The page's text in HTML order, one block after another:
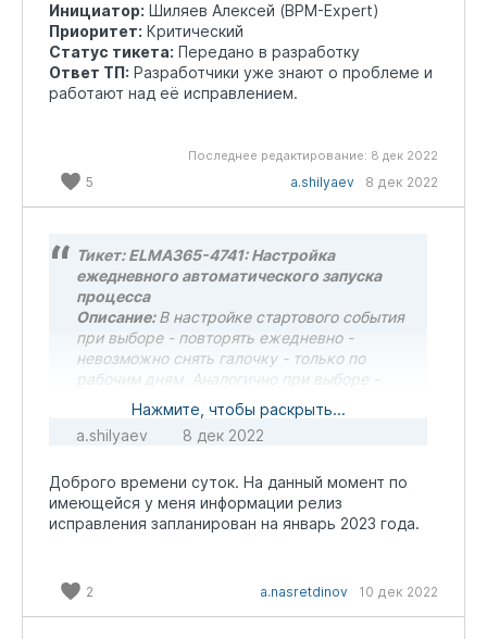
Инициатор: Шиляев Алексей (BPM-Expert)
Приоритет: Критический
Статус тикета: Передано в разработку
Ответ ТП: Разработчики уже знают о проблеме и
работают над её исправлением.
Последнее редактирование: 8 дек 2022
5 a.shilyaev 8 дек 2022
Тикет: ELMA365-4741: Настройка
ежедневного автоматического запуска
процесса
Описание:В настройке стартового события
при выборе - повторять ежедневно -
невозможно снять галочку - только по
рабочим дням. Аналогично при выборе -
повторять еженедельно и указать все дни
недели, все равно нельзя снять - только по
рабочим дням. Таким образом - сделать
представляется возможным.
Версия:SaaS Standart
Инициатор:Шиляев Алексей (BPM-Expert)
Ответ ТП:
Разработчики уже знают о
Нажмите, чтобы раскрыть...
a.shilyaev
8 дек 2022
Доброго времени суток. На данный момент по
имеющейся у меня информации релиз
исправления запланирован на январь 2023 года.
2 a.nasretdinov 10 дек 2022